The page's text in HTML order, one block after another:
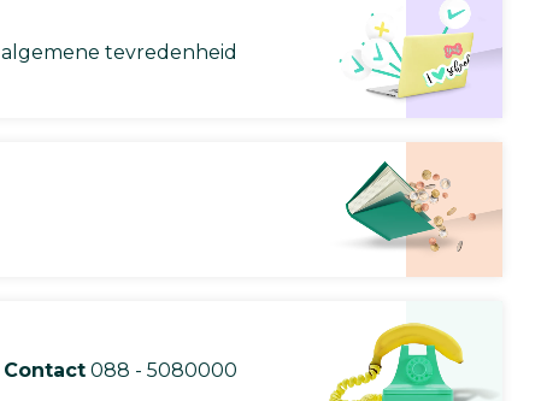
algemene tevredenheid
Contact 088 - 5080000